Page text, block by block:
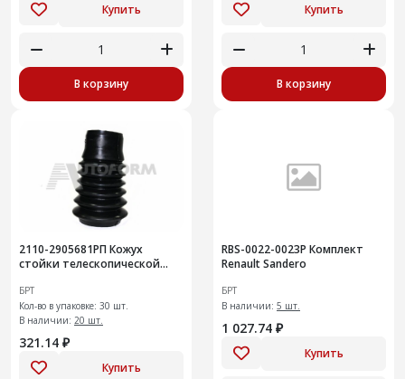
Купить
В корзину
Купить
В корзину
2110-2905681РП Кожух
стойки телескопической
БРТ
Кол-во в упаковке: 30 шт.
В наличии: 20 шт.
321.14 ₽
Купить
RВS-0022-0023Р Комплект
Renault Sandero
БРТ
В наличии: 5 шт.
1 027.74 ₽
Купить